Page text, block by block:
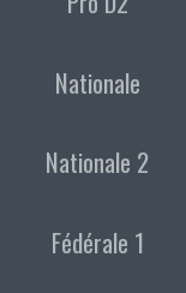
Nationale
Nationale 2
Fédérale 1